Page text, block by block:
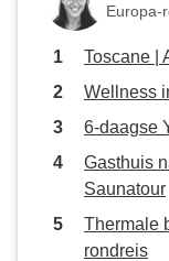
Europa-
Toscane |
Wellness
6-daagse
Gasthuis
Saunatour
Thermale
rondreis